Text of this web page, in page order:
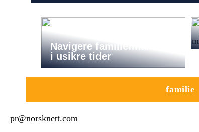
Navigere familiefinansene
i usikre tider
familie
pr@norsknett.com